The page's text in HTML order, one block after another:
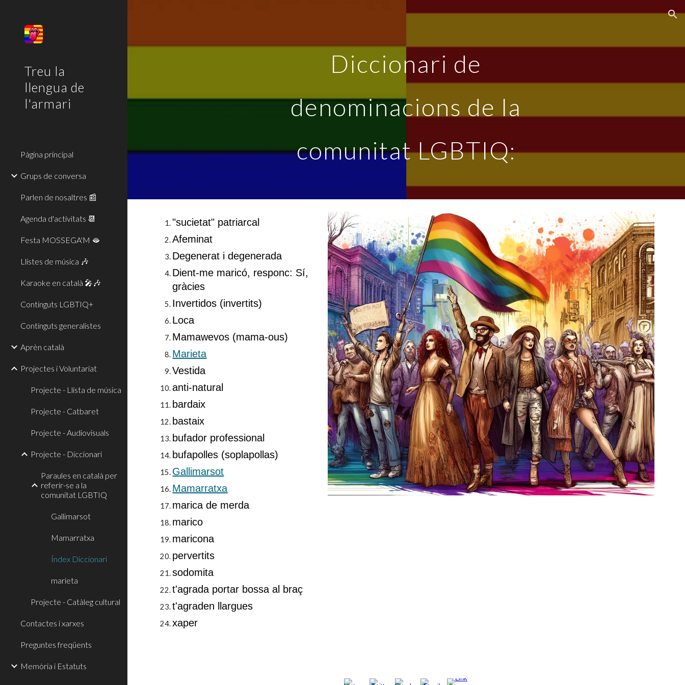
Treu la
llengua de
l'armari
Pàgina principal
Grups de conversa
Parlen de nosaltres 📰
Agenda d'activitats 📆
Festa MOSSEGA'M 🫦
Llistes de música 🎶
Karaoke en català 🎤🎶
Continguts LGBTIQ+
Continguts generalistes
Aprèn català
Projectes i Voluntariat
Projecte - Llista de música
Projecte - Catbaret
Projecte - Audiovisuals
Projecte - Diccionari
Paraules en català per
referir-se a la
comunitat LGBTIQ
Gallimarsot
Mamarratxa
Índex Diccionari
marieta
Projecte - Catàleg cultural
Contactes i xarxes
Preguntes freqüents
Memòria i Estatuts
Diccionari de
denominacions de la
comunitat LGBTIQ:
"sucietat" patriarcal
Afeminat
Degenerat i degenerada
Dient-me maricó, responc: Sí,
gràcies
Invertidos (invertits)
Loca
Mamawevos (mama-ous)
Marieta
Vestida
anti-natural
bardaix
bastaix
bufador professional
bufapolles (soplapollas)
Gallimarsot
Mamarratxa
marica de merda
marico
maricona
pervertits
sodomita
t'agrada portar bossa al braç
t'agraden llargues
xaper